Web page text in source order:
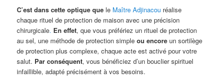
C’est dans cette optique que le Maître Adjinacou réalise
chaque rituel de protection de maison avec une précision
chirurgicale. En effet, que vous préfériez un rituel de protection
au sel, une méthode de protection simpleou encore un sortilège
de protection plus complexe, chaque acte est activé pour votre
salut. Par conséquent, vous bénéficiez d’un bouclier spirituel
infaillible, adapté précisément à vos besoins.